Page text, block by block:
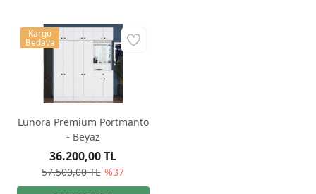
Lunora Premium Portmanto
- Beyaz
57.500,00 TL %37
36.200,00 TL
Kargo
Bedava